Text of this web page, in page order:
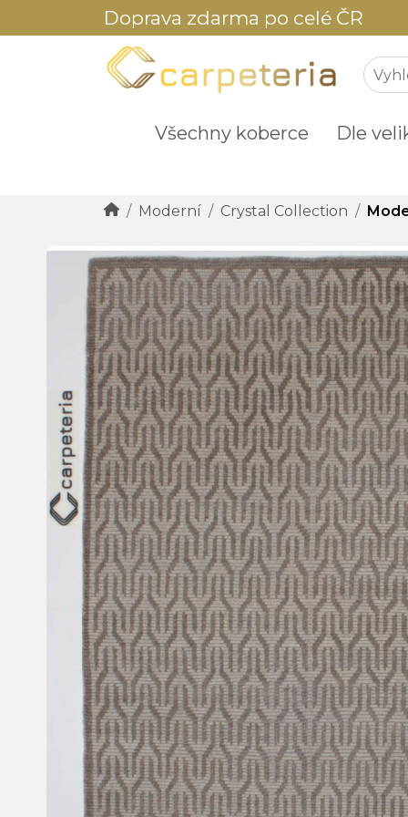
Doprava zdarma po celé ČR
Všechny koberce Dle
Moderní Crystal Collection